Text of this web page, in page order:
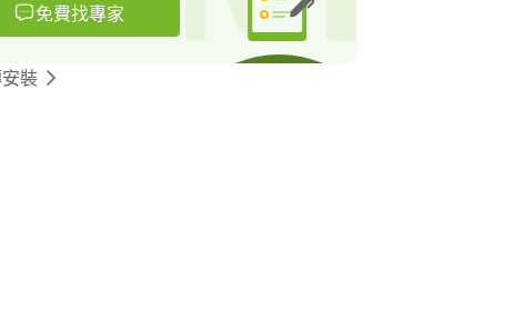
免費找專家
裝